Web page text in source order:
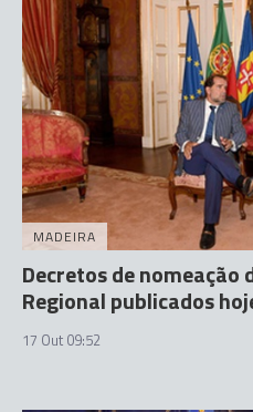
MADEIRA
Decretos de nomeação
Regional publicados
17 Out 09:52